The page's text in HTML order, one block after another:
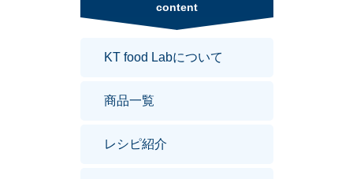
content
KT food Labについて
商品一覧
レシピ紹介